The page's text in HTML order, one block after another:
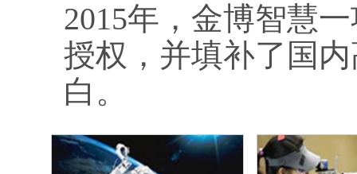
2015年，金博智慧
授权，并填补了国
白。